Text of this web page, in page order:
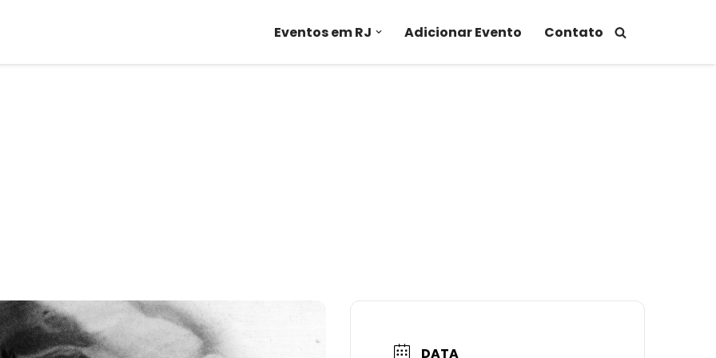
Eventos em RJ Adicionar Evento Contato
DATA